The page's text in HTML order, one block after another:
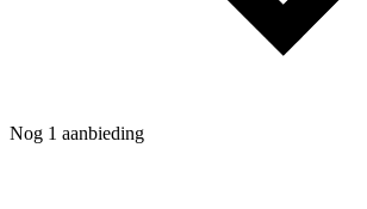
Nog 1 aanbieding